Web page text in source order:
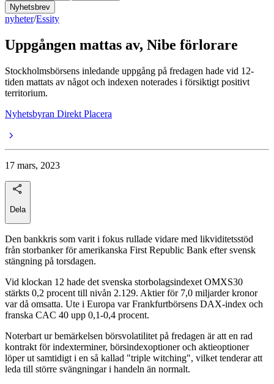
Nyhetsbrev
nyheter/Essity
Uppgången mattas av, Nibe förlorare
Stockholmsbörsens inledande uppgång på fredagen hade vid 12-
tiden mattats av något och indexen noterades i försiktigt positivt
territorium.
Nyhetsbyran Direkt Placera
17 mars, 2023
Dela
Den bankkris som varit i fokus rullade vidare med likviditetsstöd
från storbanker för amerikanska First Republic Bank efter svensk
stängning på torsdagen.
Vid klockan 12 hade det svenska storbolagsindexet OMXS30
stärkts 0,2 procent till nivån 2.129. Aktier för 7,0 miljarder kronor
var då omsatta. Ute i Europa var Frankfurtbörsens DAX-index och
franska CAC 40 upp 0,1-0,4 procent.
Noterbart ur bemärkelsen börsvolatilitet på fredagen är att en rad
kontrakt för indexterminer, börsindexoptioner och aktieoptioner
löper ut samtidigt i en så kallad "triple witching", vilket tenderar att
leda till större svängningar i handeln än normalt.